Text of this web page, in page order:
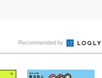
Recommended by